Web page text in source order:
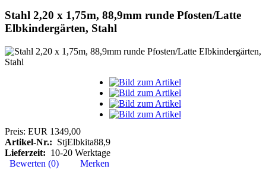
Stahl 2,20 x 1,75m, 88,9mm runde Pfosten/Latte
Elbkindergärten, Stahl
Preis: EUR 1349,00
Artikel-Nr.: StjElbkita88,9
Lieferzeit: 10-20 Werktage
Bewerten (0)
Merken